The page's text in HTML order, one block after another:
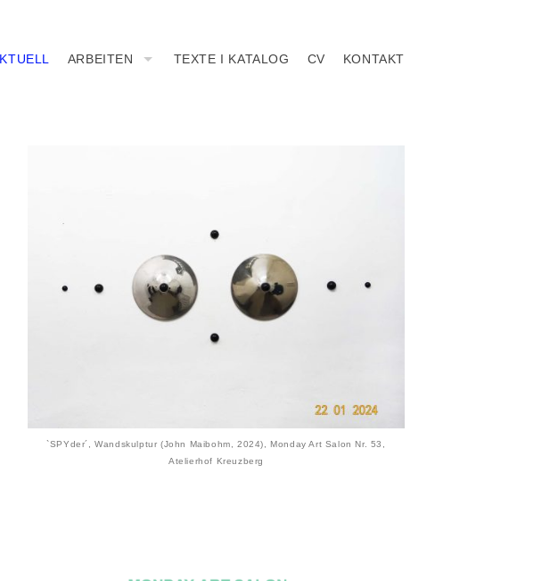
ARBEITEN TEXTE I KATALOG CV KONTAKT
`SPYder´, Wandskulptur (John Maibohm, 2024), Monday Art Salon Nr. 53,
Atelierhof Kreuzberg